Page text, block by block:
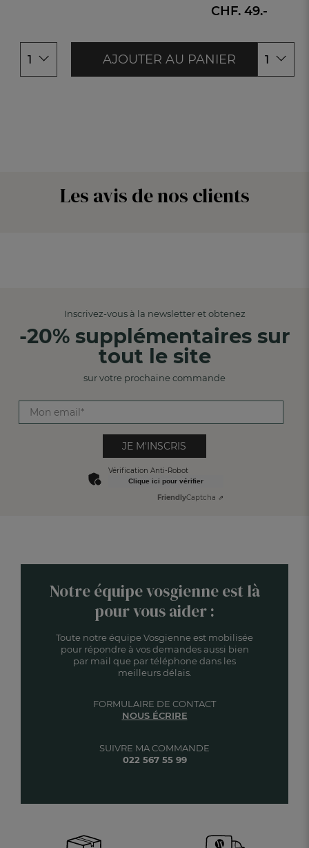
CHF. 49.-
1 AJOUTER AU PANIER 1
Les avis de nos clients
Inscrivez-vous à la newsletter et obtenez
-20% supplémentaires sur
tout le site
sur votre prochaine commande
JE M'INSCRIS
Vérification Anti-Robot
Clique ici pour vérifier
FriendlyCaptcha ⇗
Notre équipe vosgienne est là
pour vous aider :
Toute notre équipe Vosgienne est mobilisée
pour répondre à vos demandes aussi bien
par mail que par téléphone dans les
meilleurs délais.
SUIVRE MA COMMANDE
022 567 55 99
FORMULAIRE DE CONTACT
NOUS ÉCRIRE